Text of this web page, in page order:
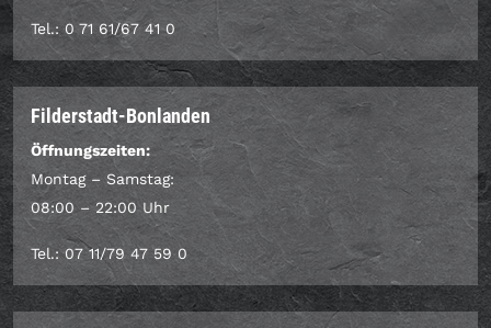
Tel.: 0 71 61/67 41 0
Filderstadt-Bonlanden
Öffnungszeiten:
Montag – Samstag:
08:00 – 22:00 Uhr
Tel.: 07 11/79 47 59 0